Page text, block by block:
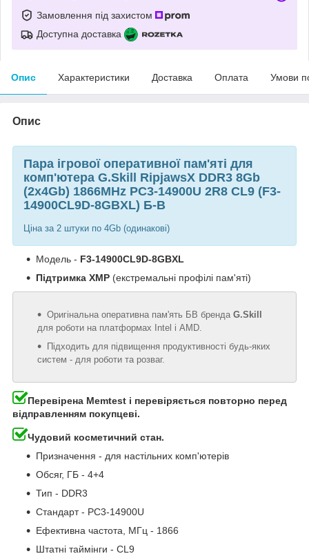
Замовлення під захистом
Доступна доставка
Опис Характеристики Доставка Оплата Умови
Опис
Пара ігрової оперативної пам'яті для
комп'ютера G.Skill RipjawsX DDR3 8Gb
(2x4Gb) 1866MHz PC3-14900U 2R8 CL9 (F3-
14900CL9D-8GBXL) Б-В
Ціна за 2 штуки по 4Gb (одинакові)
Модель - F3-14900CL9D-8GBXL
Підтримка XMP (екстремальні профілі пам'яті)
Оригінальна оперативна пам'ять БВ бренда G.Skill
для роботи на платформах Intel і AMD.
Підходить для підвищення продуктивності будь-яких
систем - для роботи та розваг.
Перевірена Memtest і перевіряється повторно перед
відправленням покупцеві.
Чудовий косметичний стан.
Призначення - для настільних комп'ютерів
Обсяг, ГБ - 4+4
Тип - DDR3
Стандарт - PC3-14900U
Ефективна частота, МГц - 1866
Штатні таймінги - CL9